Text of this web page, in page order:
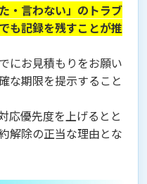
た・言わない」のトラブ
も記録を残すことが推
お見積もりをお願い
な期限を提示すること
応優先度を上げるとと
解除の正当な理由とな